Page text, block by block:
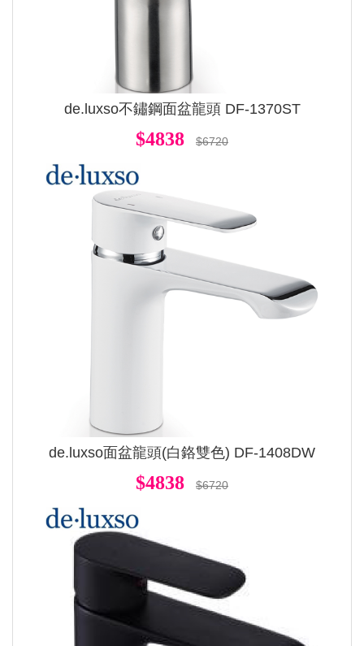
de.luxso不鏽鋼面盆龍頭 DF-1370ST
$4838 $6720
de.luxso面盆龍頭(白鉻雙色) DF-1408DW
$4838 $6720